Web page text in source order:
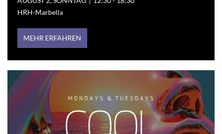
HRH-Marbella
MEHR ERFAHREN